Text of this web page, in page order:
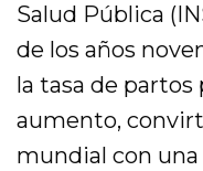
Salud Pública
de los años
la tasa de partos
aumento,
mundial con